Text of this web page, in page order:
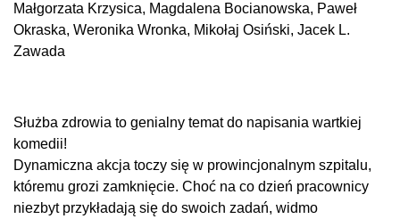
Małgorzata Krzysica, Magdalena Bocianowska, Paweł
Okraska, Weronika Wronka, Mikołaj Osiński, Jacek L.
Zawada
Służba zdrowia to genialny temat do napisania wartkiej
komedii!
Dynamiczna akcja toczy się w prowincjonalnym szpitalu,
któremu grozi zamknięcie. Choć na co dzień pracownicy
niezbyt przykładają się do swoich zadań, widmo